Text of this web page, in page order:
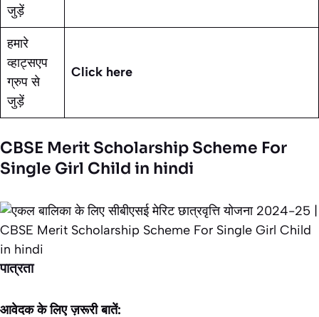
जुड़ें
हमारे
व्हाट्सएप
ग्रुप से
जुड़ें
Click here
CBSE Merit Scholarship Scheme For
Single Girl Child in hindi
पात्रता
आवेदक के लिए ज़रूरी बातें: